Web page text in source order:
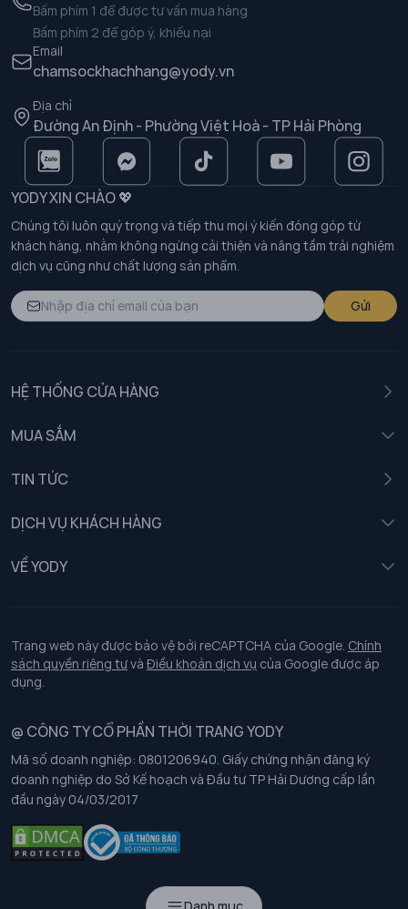
Bấm phím 1 để được tư vấn mua hàng
Bấm phím 2 để góp ý, khiếu nại
Email
chamsockhachhang@yody.vn
Địa chỉ
Đường An Định - Phường Việt Hoà - TP Hải Phòng
YODY XIN CHÀO 💖
Chúng tôi luôn quý trọng và tiếp thu mọi ý kiến đóng góp từ
khách hàng, nhằm không ngừng cải thiện và nâng tầm trải nghiệm
dịch vụ cũng như chất lượng sản phẩm.
Gửi
HỆ THỐNG CỬA HÀNG
MUA SẮM
TIN TỨC
DỊCH VỤ KHÁCH HÀNG
Chính sách khách hàng thân thiết
Chính sách bảo vệ dữ liệu cá nhân
Chính sách thanh toán, giao nhận
Chính sách chất lượng và an toàn sức khoẻ nghề nghiệp
Chính sách đơn đồng phục
Hướng dẫn chọn kích thước
VỀ YODY
Tuyển dụng
Trang web này được bảo vệ bởi reCAPTCHA của Google. Chính
sách quyền riêng tưvà Điều khoản dịch vụ của Google được áp
dụng.
@ CÔNG TY CỔ PHẦN THỜI TRANG YODY
Mã số doanh nghiệp: 0801206940. Giấy chứng nhận đăng ký
doanh nghiệp do Sở Kế hoạch và Đầu tư TP Hải Dương cấp lần
đầu ngày 04/03/2017